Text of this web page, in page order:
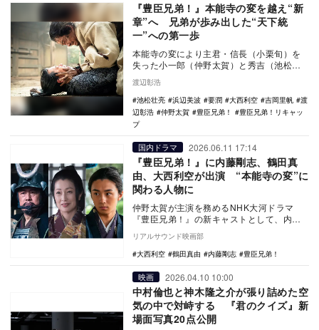
『豊臣兄弟！』本能寺の変を越え“新
章”へ 兄弟が歩み出した“天下統
一”への第一歩
本能寺の変により主君・信長（小栗旬）を
失った小一郎（仲野太賀）と秀吉（池松壮
亮）。大河ドラマ『豊臣兄弟！』にとっ
て、この本能寺以…
渡辺彰浩
池松壮亮
浜辺美波 要潤 大西利空 吉岡里帆
渡
辺彰浩
仲野太賀 豊臣兄弟！
豊臣兄弟！リキャッ
プ
国内ドラマ 2026.06.11 17:14
『豊臣兄弟！』に内藤剛志、鶴田真
由、大西利空が出演 “本能寺の変”に
関わる人物に
仲野太賀が主演を務めるNHK大河ドラマ
『豊臣兄弟！』の新キャストとして、内藤
剛志、鶴田真由、大西利空の出演が発表さ
れた。 本…
リアルサウンド映画部
大西利空
鶴田真由 内藤剛志 豊臣兄弟！
映画 2026.04.10 10:00
中村倫也と神木隆之介が張り詰めた空
気の中で対峙する 『君のクイズ』新
場面写真20点公開